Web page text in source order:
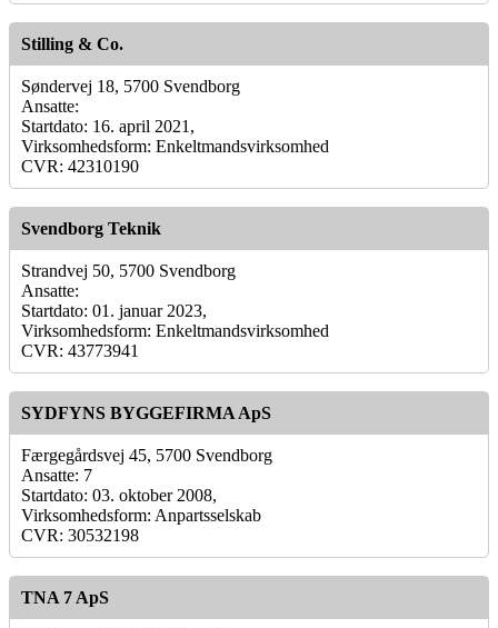
Stilling & Co.
Søndervej 18, 5700 Svendborg
Ansatte:
Startdato: 16. april 2021,
Virksomhedsform: Enkeltmandsvirksomhed
CVR: 42310190
Svendborg Teknik
Strandvej 50, 5700 Svendborg
Ansatte:
Startdato: 01. januar 2023,
Virksomhedsform: Enkeltmandsvirksomhed
CVR: 43773941
SYDFYNS BYGGEFIRMA ApS
Færgegårdsvej 45, 5700 Svendborg
Ansatte: 7
Startdato: 03. oktober 2008,
Virksomhedsform: Anpartsselskab
CVR: 30532198
TNA 7 ApS